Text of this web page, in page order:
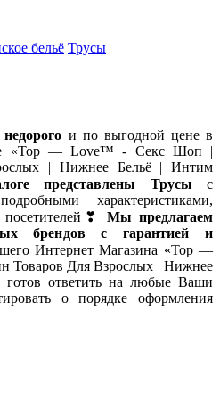
бельё Трусы
и по выгодной цене в
«Top — Love™ - Секс Шоп |
| Нижнее Бельё | Интим
представлены Трусыс
характеристиками,
посетителей❣ Мы предлагаем
брендов с гарантией и
Интернет Магазина «Top —
Товаров Для Взрослых | Нижнее
ответить на любые Ваши
о порядке оформления